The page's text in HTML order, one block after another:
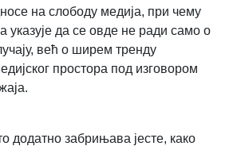
на слободу медија, при чему
указује да се овде не ради само о
већ о ширем тренду
простора под изговором
додатно забрињава јесте, како